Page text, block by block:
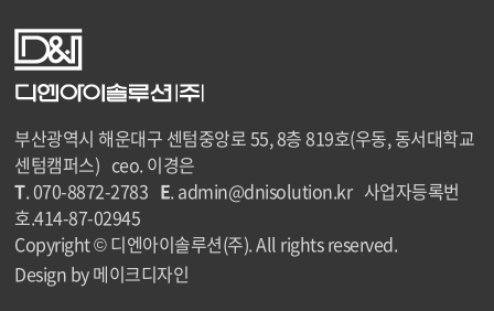
부산광역시 해운대구 센텀중앙로 55, 8층 819호(우동, 동서대학교
센텀캠퍼스) ceo. 이경은
T. 070-8872-2783 E. admin@dnisolution.kr 사업자등록번
호.414-87-02945
Copyright © 디엔아이솔루션(주). All rights reserved.
Design by 메이크디자인